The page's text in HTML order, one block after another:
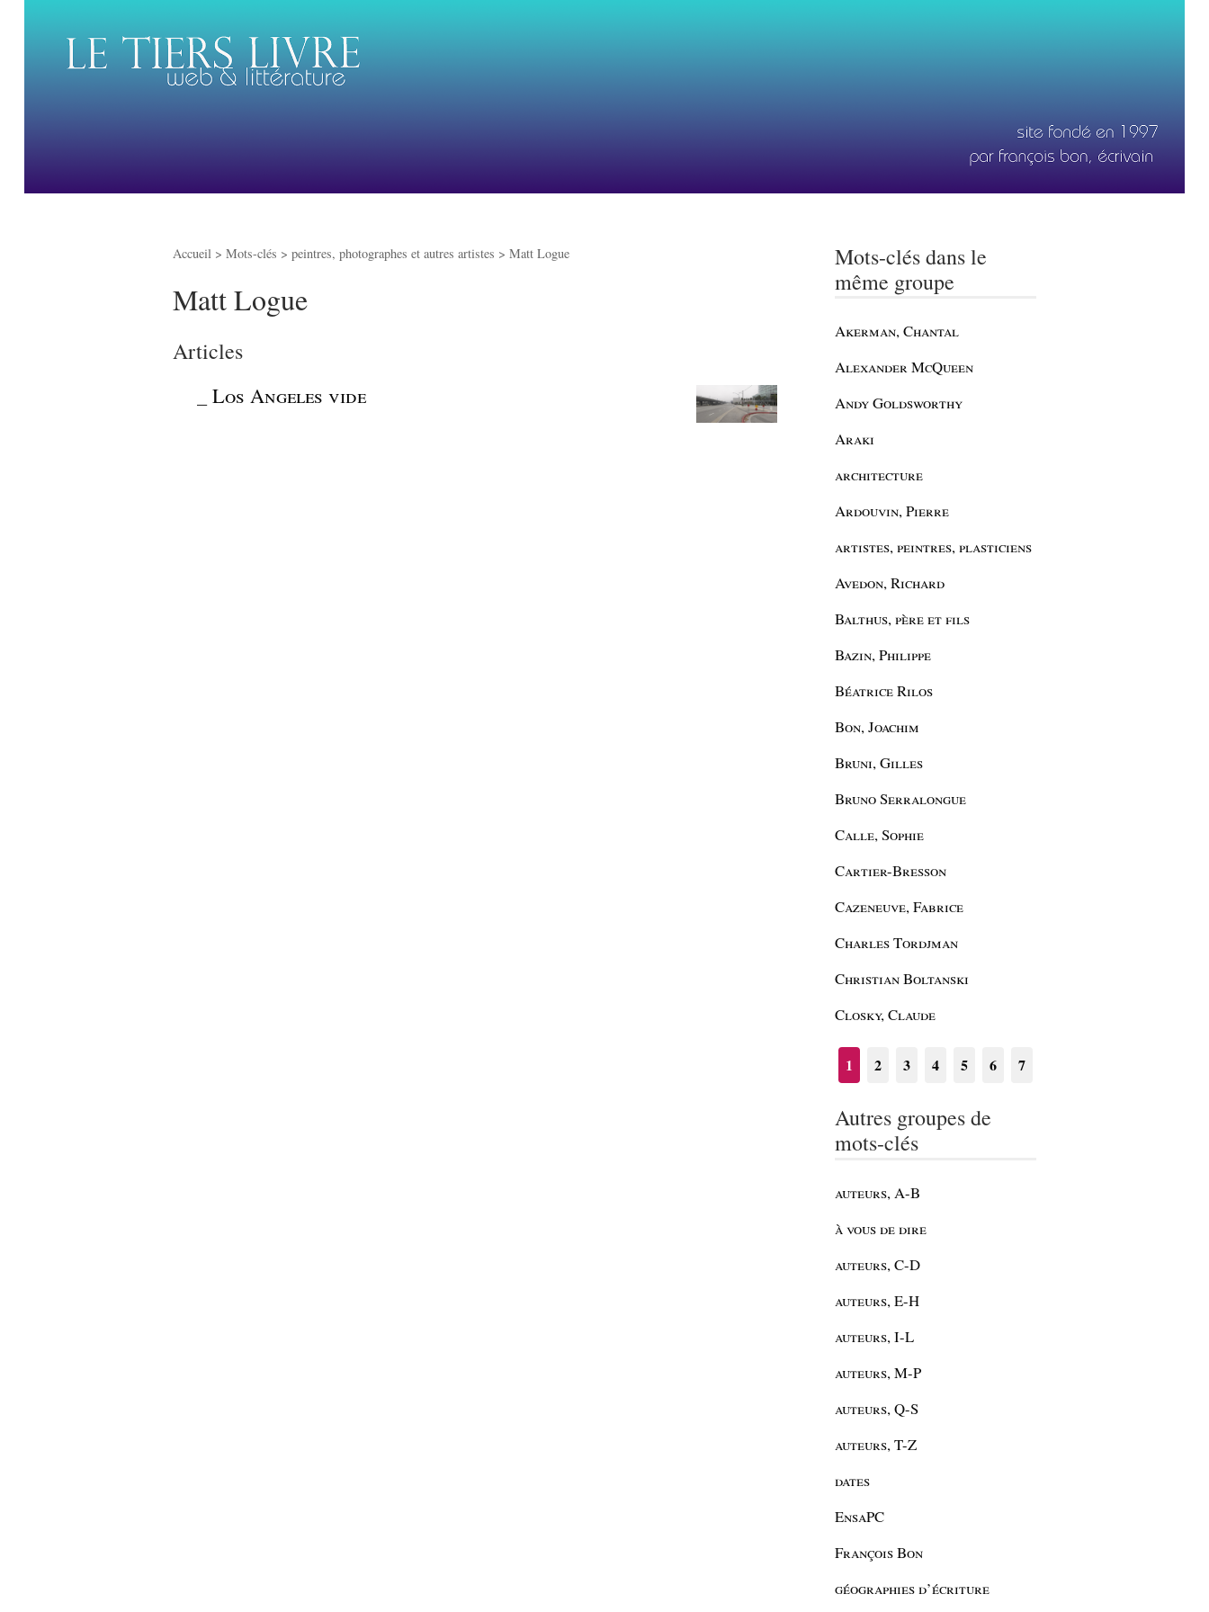
Accueil > Mots-clés > peintres, photographes et autres artistes > Matt Logue
Matt Logue
Articles
Los Angeles vide
Mots-clés dans le
même groupe
Akerman, Chantal
Alexander McQueen
Andy Goldsworthy
Araki
architecture
Ardouvin, Pierre
artistes, peintres, plasticiens
Avedon, Richard
Balthus, père et fils
Bazin, Philippe
Béatrice Rilos
Bon, Joachim
Bruni, Gilles
Bruno Serralongue
Calle, Sophie
Cartier-Bresson
Cazeneuve, Fabrice
Charles Tordjman
Christian Boltanski
Closky, Claude
1 2 3 4 5 6 7
Autres groupes de
mots-clés
auteurs, A-B
à vous de dire
auteurs, C-D
auteurs, E-H
auteurs, I-L
auteurs, M-P
auteurs, Q-S
auteurs, T-Z
dates
EnsaPC
François Bon
géographies d’écriture